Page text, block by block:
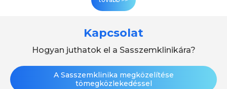
Kapcsolat
Hogyan juthatok el a Sasszemklinikára?
A Sasszemklinika megközelítése
tömegközlekedéssel